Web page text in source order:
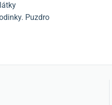
Puzdro